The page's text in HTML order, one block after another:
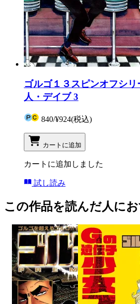
ゴルゴ１３スピンオフシ
人・デイブ 3
840/¥924(税込)
カートに追加
カートに追加しました
試し読み
この作品を読んだ人に